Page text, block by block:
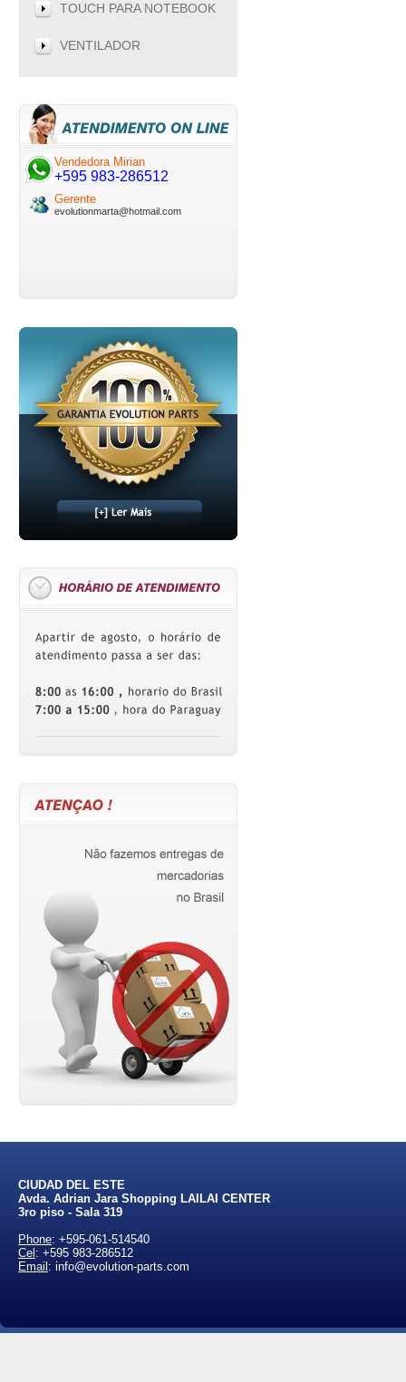
TOUCH PARA NOTEBOOK
VENTILADOR
Vendedora Mirian
+595 983-286512
Gerente
evolutionmarta@hotmail.com
CIUDAD DEL ESTE
Avda. Adrian Jara Shopping LAILAI CENTER
3ro piso - Sala 319
Phone: +595-061-514540
Cel : +595 983-286512
Email : info@evolution-parts.com